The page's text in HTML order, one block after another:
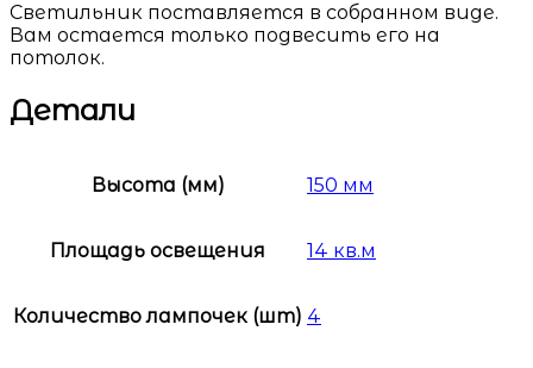
Светильник поставляется в собранном виде.
Вам остается только подвесить его на
потолок.
Детали
Высота (мм) 150 мм
Площадь освещения 14 кв.м
Количество лампочек (шт) 4